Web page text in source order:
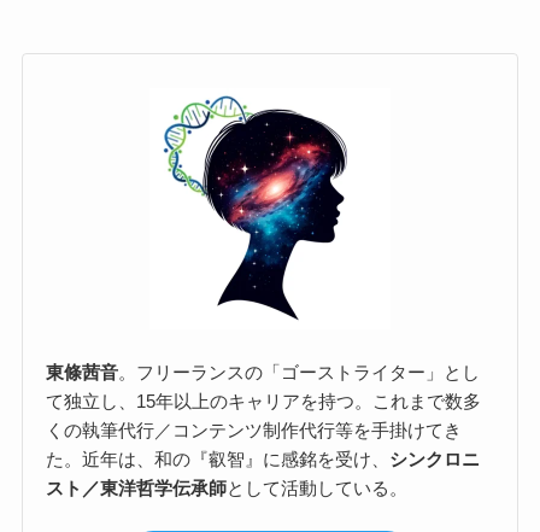
東條茜音。フリーランスの「ゴーストライター」とし
て独立し、15年以上のキャリアを持つ。これまで数多
くの執筆代行／コンテンツ制作代行等を手掛けてき
た。近年は、和の『叡智』に感銘を受け、 シンクロニ
スト／東洋哲学伝承師として活動している。